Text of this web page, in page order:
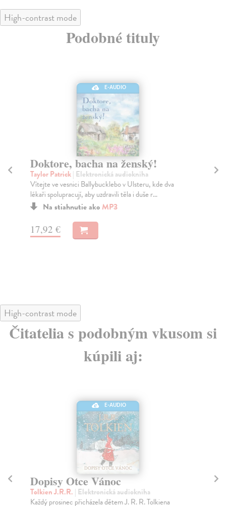
High-contrast mode
Podobné tituly
E-AUDIO
Doktore, bacha na ženský!
Taylor Patrick| Elektronická audiokniha
Vítejte ve vesnici Ballybucklebo v Ulsteru, kde dva
lékaři spolupracují, aby uzdravili těla i duše r...
Na stiahnutie akoMP3
17,92 €
High-contrast mode
Čitatelia s podobným vkusom si
kúpili aj:
E-AUDIO
Dopisy Otce Vánoc
Tolkien J.R.R. | Elektronická audiokniha
Každý prosinec přicházela dětem J. R. R. Tolkiena